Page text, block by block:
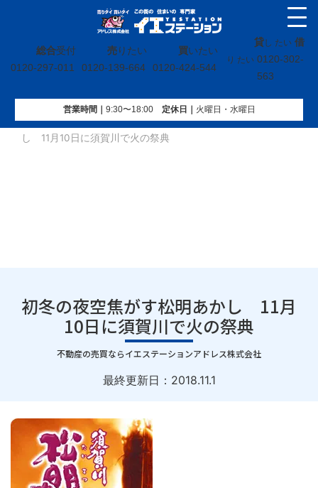
総合受付
0120-297-011
売りたい
0120-139-664
買いたい
0120-424-544
貸し たい 借
り たい 0120-302-
563
営業時間｜ 9:30〜18:00定休⽇｜ 火曜⽇・水曜⽇
イエステーション»投稿トップ»初冬の夜空焦がす松明あか
し 11月10日に須賀川で火の祭典
初冬の夜空焦がす松明あかし 11月
10日に須賀川で火の祭典
｜
不動産の売買ならイエステーションアドレス株式会社
最終更新日： 2018.11.1